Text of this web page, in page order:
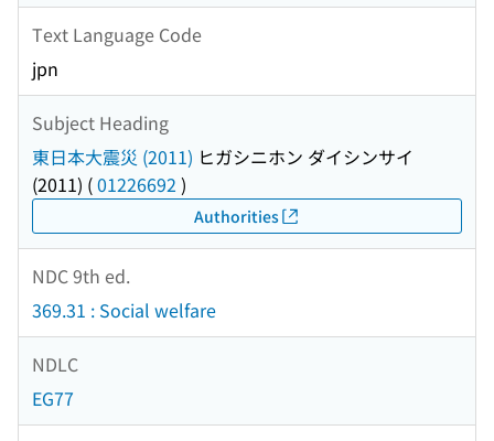
Text Language Code
jpn
Subject Heading
東日本大震災 (2011) ヒガシニホン ダイシンサイ
(2011) (01226692 )
Authorities
NDC 9th ed.
369.31 : Social welfare
NDLC
EG77